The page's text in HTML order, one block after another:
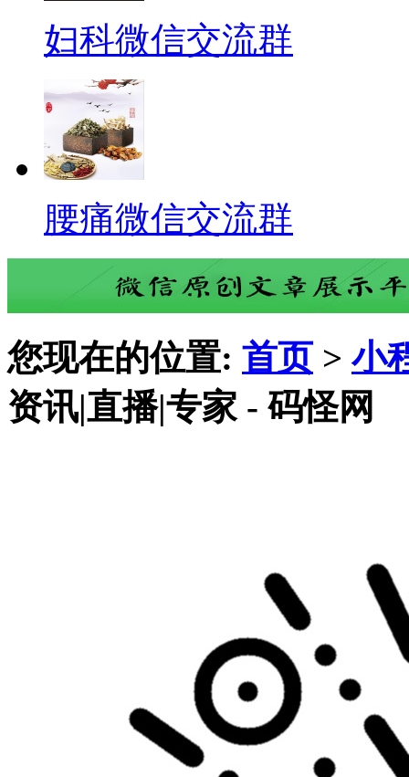
妇科微信交流群
腰痛微信交流群
您现在的位置: 首页 >小
资讯|直播|专家 - 码怪网